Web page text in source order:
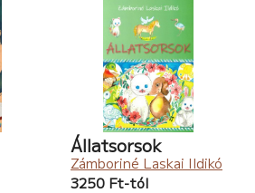
Állatsorsok
Zámboriné Laskai Ildikó
3250 Ft-tól